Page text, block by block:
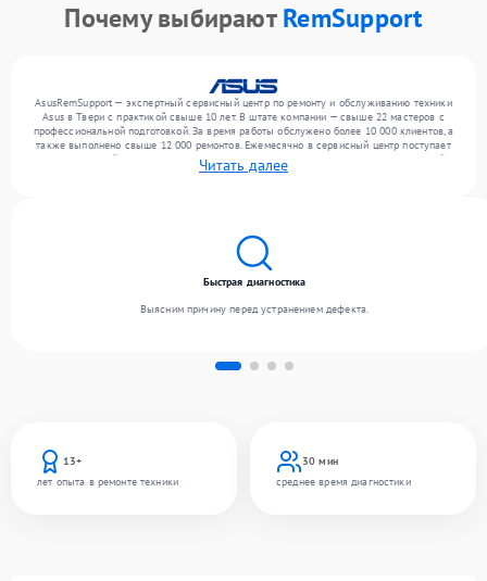
Почему выбираютRemSupport
AsusRemSupport — экспертный сервисный центр по ремонту и обслуживанию техники
Asus в Твери с практикой свыше 10 лет. В штате компании — свыше 22 мастеров с
профессиональной подготовкой. За время работы обслужено более 10 000 клиентов, а
также выполнено свыше 12 000 ремонтов. Ежемесячно в сервисный центр поступает
более 300 устройств, включая , , . Мы работаем с широким спектром неисправностей и
гарантируем высокое качество обслуживания благодаря использованию
Читать далее
13+
лет опыта в ремонте техники
30 мин
среднее время диагностики
Быстрая диагностика
Выясним причину перед устранением дефекта.